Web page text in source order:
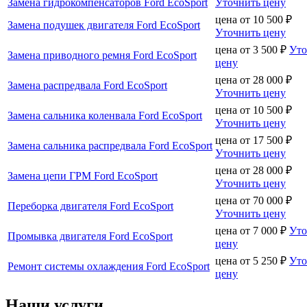
Замена подушек двигателя Ford EcoSport
цена от 10 500 ₽
Уточнить цену
Замена приводного ремня Ford EcoSport
цена от 3 500 ₽
цену
Замена распредвала Ford EcoSport
цена от 28 000 ₽
Уточнить цену
Замена сальника коленвала Ford EcoSport
цена от 10 500 ₽
Уточнить цену
Замена сальника распредвала Ford EcoSport цена от 17 500 ₽
Уточнить цену
Замена цепи ГРМ Ford EcoSport
цена от 28 000 ₽
Уточнить цену
Переборка двигателя Ford EcoSport
цена от 70 000 ₽
Уточнить цену
Промывка двигателя Ford EcoSport
цена от 7 000 ₽
цену
Ремонт системы охлаждения Ford EcoSport цена от 5 250 ₽
цену